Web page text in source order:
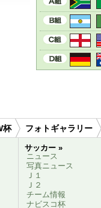
杯 フォトギャラリー
サッカー »
ニュース
写真ニュース
Ｊ１
Ｊ２
チーム情報
ナビスコ杯